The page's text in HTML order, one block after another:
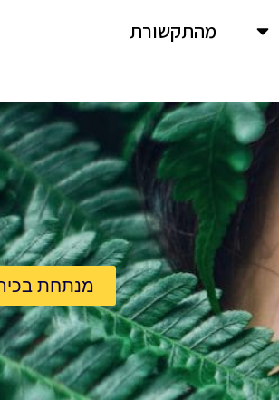
מהתקשורת
מנתחת